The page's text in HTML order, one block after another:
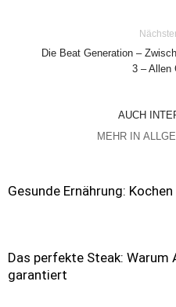
Die Beat Generation –
3 – Allen
AUCH
MEHR IN
Gesunde Ernährung:
Das perfekte Steak:
garantiert